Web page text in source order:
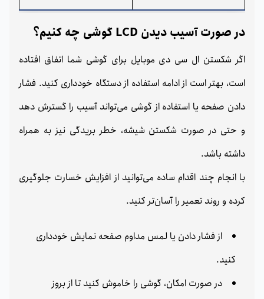
در صورت آسیب دیدن LCD گوشی چه کنیم؟
اگر شکستن ال سی دی موبایل برای گوشی شما اتفاق افتاده
است، بهتر است از ادامه استفاده از دستگاه خودداری کنید. فشار
دادن صفحه یا استفاده از گوشی می‌تواند آسیب را گسترش دهد
و حتی در صورت شکستن شیشه، خطر بریدگی نیز به همراه
داشته باشد.
با انجام چند اقدام ساده می‌توانید از افزایش خسارت جلوگیری
کرده و روند تعمیر را آسان‌تر کنید.
از فشار دادن یا لمس مداوم صفحه نمایش خودداری
کنید.
در صورت امکان، گوشی را خاموش کنید تا از بروز